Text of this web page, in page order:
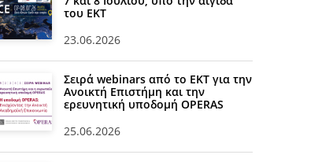
του ΕΚΤ
23.06.2026
Σειρά webinars από το ΕΚΤ για την
Ανοικτή Επιστήμη και την
ερευνητική υποδομή OPERAS
25.06.2026